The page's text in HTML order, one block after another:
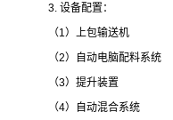
3. 设备配置：
（1）上包输送机
（2）自动电脑配料系统
（3）提升装置
（4）自动混合系统